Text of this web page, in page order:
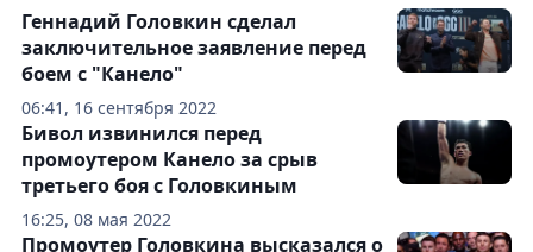
06:41, 16 сентября 2022
Геннадий Головкин сделал
заключительное заявление перед
боем с "Канело"
16:25, 08 мая 2022
Бивол извинился перед
промоутером Канело за срыв
третьего боя с Головкиным
Промоутер Головкина высказался о